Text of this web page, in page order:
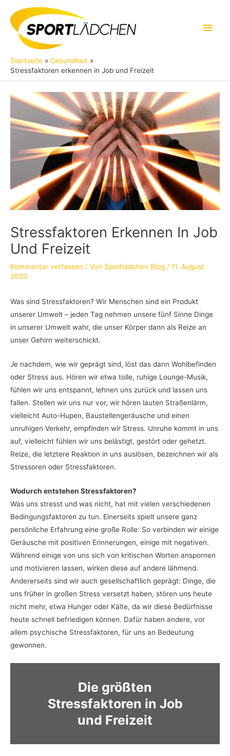
Inhalt
springen
Startseite
Gesundheit
Stressfaktoren erkennen in Job und Freizeit
Stressfaktoren Erkennen In Job
Und Freizeit
Kommentar verfassen / Von Sportlädchen Blog / 11. August
2020
Was sind Stressfaktoren? Wir Menschen sind ein Produkt
unserer Umwelt – jeden Tag nehmen unsere fünf Sinne Dinge
in unserer Umwelt wahr, die unser Körper dann als Reize an
unser Gehirn weiterschickt.
Je nachdem, wie wir geprägt sind, löst das dann Wohlbefinden
oder Stress aus. Hören wir etwa tolle, ruhige Lounge-Musik,
fühlen wir uns entspannt, lehnen uns zurück und lassen uns
fallen. Stellen wir uns nur vor, wir hören lauten Straßenlärm,
vielleicht Auto-Hupen, Baustellengeräusche und einen
unruhigen Verkehr, empfinden wir Stress. Unruhe kommt in uns
auf, vielleicht fühlen wir uns belästigt, gestört oder gehetzt.
Reize, die letztere Reaktion in uns auslösen, bezeichnen wir als
Stressoren oder Stressfaktoren.
Wodurch entstehen Stressfaktoren?
Was uns stresst und was nicht, hat mit vielen verschiedenen
Bedingungsfaktoren zu tun. Einerseits spielt unsere ganz
persönliche Erfahrung eine große Rolle: So verbinden wir einige
Geräusche mit positiven Erinnerungen, einige mit negativen.
Während einige von uns sich von kritischen Worten anspornen
und motivieren lassen, wirken diese auf andere lähmend.
Andererseits sind wir auch gesellschaftlich geprägt: Dinge, die
uns früher in großen Stress versetzt haben, stören uns heute
nicht mehr, etwa Hunger oder Kälte, da wir diese Bedürfnisse
heute schnell befriedigen können. Dafür haben andere, vor
allem psychische Stressfaktoren, für uns an Bedeutung
gewonnen.
Die größten
Stressfaktoren in Job
und Freizeit